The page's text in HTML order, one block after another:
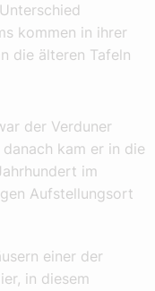
kommen in ihrer
die älteren Tafeln
der Verduner
kam er in die
im
Aufstellungsort
einer der
in diesem